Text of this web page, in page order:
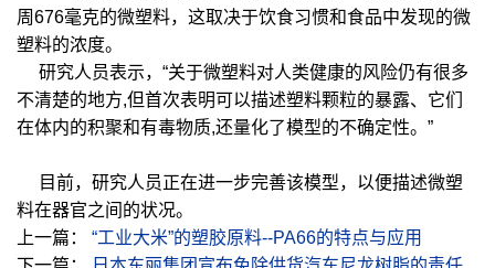
周676毫克的微塑料，这取决于饮食习惯和食品中发现的微
塑料的浓度。
研究人员表示，“关于微塑料对人类健康的风险仍有很多
不清楚的地方,但首次表明可以描述塑料颗粒的暴露、它们
在体内的积聚和有毒物质,还量化了模型的不确定性。”
目前，研究人员正在进一步完善该模型，以便描述微塑
料在器官之间的状况。
上一篇： “工业大米”的塑胶原料--PA66的特点与应用